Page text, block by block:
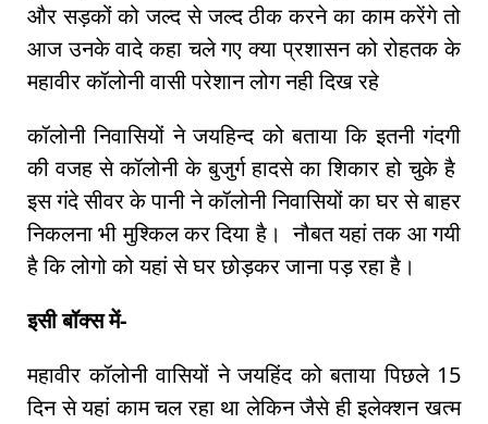
और सड़कों को जल्द से जल्द ठीक करने का काम करेंगे तो
आज उनके वादे कहा चले गए क्या प्रशासन को रोहतक के
महावीर कॉलोनी वासी परेशान लोग नही दिख रहे
कॉलोनी निवासियों ने जयहिन्द को बताया कि इतनी गंदगी
की वजह से कॉलोनी के बुजुर्ग हादसे का शिकार हो चुके है
इस गंदे सीवर के पानी ने कॉलोनी निवासियों का घर से बाहर
निकलना भी मुश्किल कर दिया है। नौबत यहां तक आ गयी
है कि लोगो को यहां से घर छोड़कर जाना पड़ रहा है।
इसी बॉक्स में-
महावीर कॉलोनी वासियों ने जयहिंद को बताया पिछले 15
दिन से यहां काम चल रहा था लेकिन जैसे ही इलेक्शन खत्म